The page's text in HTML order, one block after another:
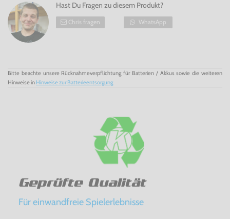
Hast Du Fragen zu diesem Produkt?
Chris fragen WhatsApp
Bitte beachte unsere Rücknahmeverpflichtung für Batterien / Akkus sowie die weiteren
Hinweise in Hinweise zur Batterieentsorgung
Geprüfte Qualität
Für einwandfreie Spielerlebnisse